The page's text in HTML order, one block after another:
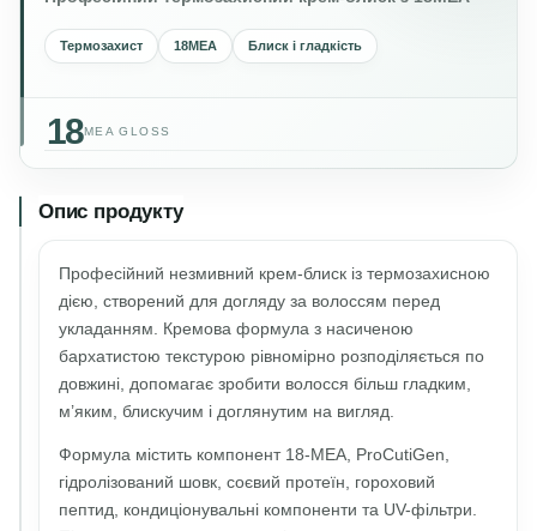
Термозахист 18MEA Блиск і гладкість
18MEA GLOSS
Опис продукту
Професійний незмивний крем-блиск із термозахисною
дією, створений для догляду за волоссям перед
укладанням. Кремова формула з насиченою
бархатистою текстурою рівномірно розподіляється по
довжині, допомагає зробити волосся більш гладким,
м’яким, блискучим і доглянутим на вигляд.
Формула містить компонент 18-MEA, ProCutiGen,
гідролізований шовк, соєвий протеїн, гороховий
пептид, кондиціонувальні компоненти та UV-фільтри.